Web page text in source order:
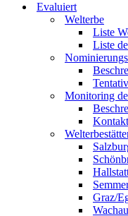
Evaluiert
Welterbe
Liste
Liste
Monitoring
Graz/
Wachau